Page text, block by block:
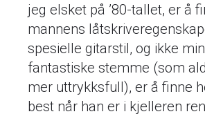
jeg elsket på ’80-tallet, er å
mannens
spesielle gitarstil, og ikke
fantastiske stemme (som
mer uttrykksfull), er å finne
best når han er i kjelleren